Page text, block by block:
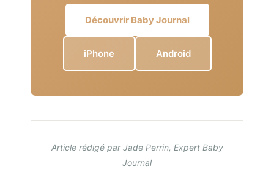
Découvrir Baby Journal
iPhone Android
Article rédigé par Jade Perrin, Expert Baby
Journal